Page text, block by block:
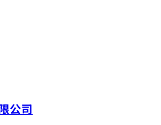
公司